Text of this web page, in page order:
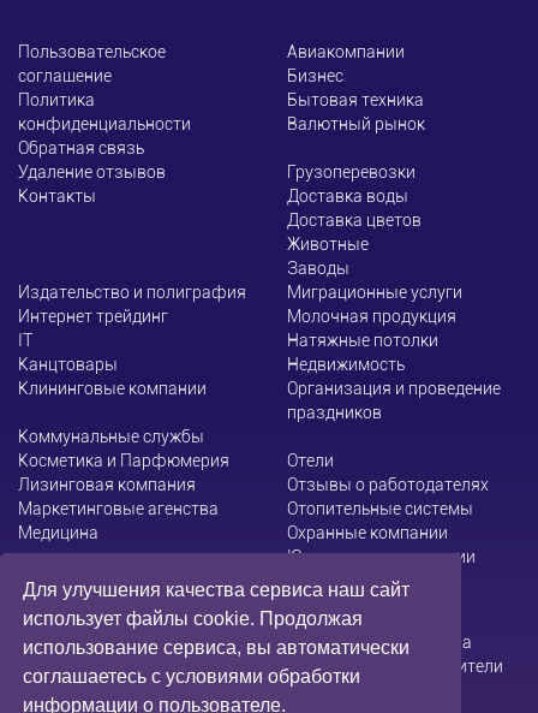
Для улучшения качества сервиса наш сайт
использует файлы cookie. Продолжая
использование сервиса, вы автоматически
соглашаетесь с условиями обработки
информации о пользователе.
Пользовательское
соглашение
Политика
конфиденциальности
Обратная связь
Удаление отзывов
Контакты
Авиакомпании
Бизнес
Бытовая техника
Валютный рынок
Грузоперевозки
Доставка воды
Доставка цветов
Животные
Заводы
Издательство и полиграфия
Интернет трейдинг
ІТ
Канцтовары
Клининговые компании
Коммунальные службы
Косметика и Парфюмерия
Лизинговая компания
Маркетинговые агенства
Медицина
Миграционные услуги
Молочная продукция
Натяжные потолки
Недвижимость
Организация и проведение
праздников
Отели
Отзывы о работодателях
Отопительные системы
Охранные компании
Юридические компании
Администрация сайта не несет ответственности за
содержание информации, которую размещают посетители